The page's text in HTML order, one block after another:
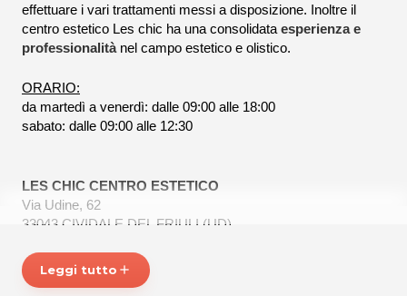
effettuare i vari trattamenti messi a disposizione. Inoltre il
centro estetico Les chic ha una consolidata esperienza e
professionalitànel campo estetico e olistico.
ORARIO:
da martedì a venerdì: dalle 09:00 alle 18:00
sabato: dalle 09:00 alle 12:30
LES CHIC CENTRO ESTETICO
Via Udine, 62
33043 CIVIDALE DEL FRIULI (UD)
Tel. 0432732868
Leggi tutto add